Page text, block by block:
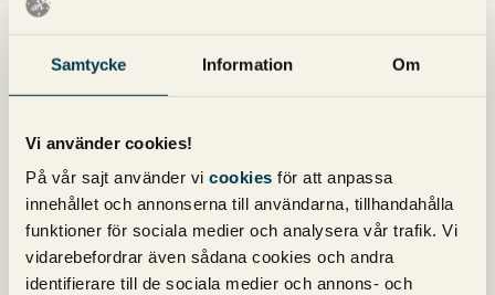
Samtycke Information Om
Vi använder cookies!
På vår sajt använder vi cookies för att anpassa
innehållet och annonserna till användarna, tillhandahålla
funktioner för sociala medier och analysera vår trafik. Vi
vidarebefordrar även sådana cookies och andra
identifierare till de sociala medier och annons- och